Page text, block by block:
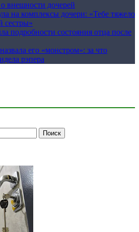
внешности дочерей
на комплексы дочери: «Тебе тяжело
сестры»
подробности состояния отца после
его «монстром»: за что
рэпера